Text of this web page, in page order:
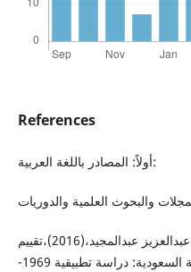
References
أولاً: المصادر باللغة العربية:
بانافع، وحيد بن عبدالرحمن وعلي،عبدالعزيز عبدالمجيد،(2016)،تقييم
الاستدامة المالية في المملكة العربية السعودية: دراسة تطبيقية 1969-